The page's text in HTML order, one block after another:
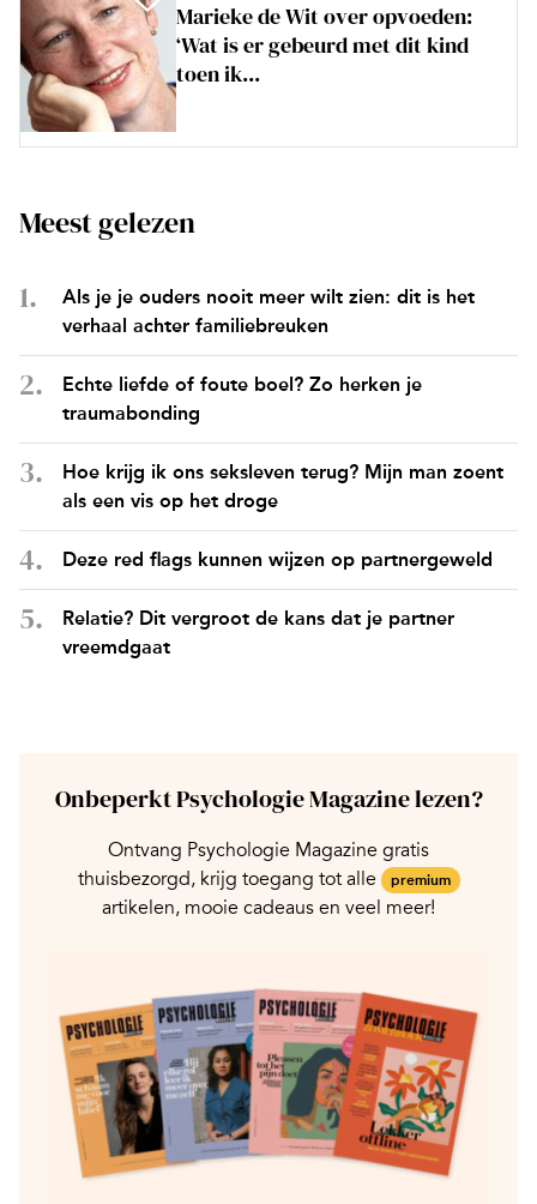
Marieke de Wit over opvoeden:
‘Wat is er gebeurd met dit kind
toen ik...
Meest gelezen
Als je je ouders nooit meer wilt zien: dit is het
verhaal achter familiebreuken
Echte liefde of foute boel? Zo herken je
traumabonding
Hoe krijg ik ons seksleven terug? Mijn man zoent
als een vis op het droge
Deze red flags kunnen wijzen op partnergeweld
Relatie? Dit vergroot de kans dat je partner
vreemdgaat
Onbeperkt Psychologie Magazine lezen?
Ontvang Psychologie Magazine gratis
thuisbezorgd, krijg toegang tot alle
premium
artikelen, mooie cadeaus en veel meer!